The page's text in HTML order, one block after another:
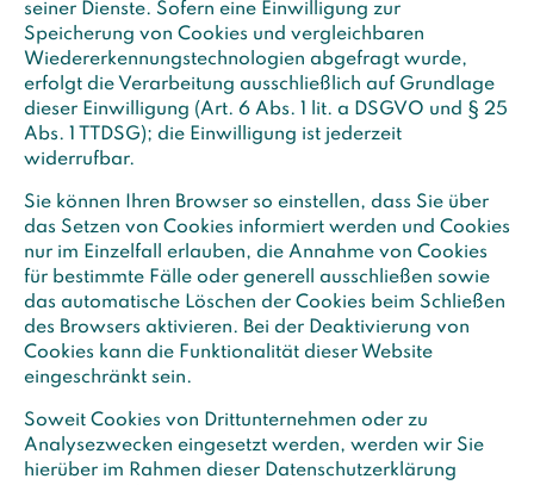
seiner Dienste. Sofern eine Einwilligung zur
Speicherung von Cookies und vergleichbaren
Wiedererkennungstechnologien abgefragt wurde,
erfolgt die Verarbeitung ausschließlich auf Grundlage
dieser Einwilligung (Art. 6 Abs. 1 lit. a DSGVO und § 25
Abs. 1 TTDSG); die Einwilligung ist jederzeit
widerrufbar.
Sie können Ihren Browser so einstellen, dass Sie über
das Setzen von Cookies informiert werden und Cookies
nur im Einzelfall erlauben, die Annahme von Cookies
für bestimmte Fälle oder generell ausschließen sowie
das automatische Löschen der Cookies beim Schließen
des Browsers aktivieren. Bei der Deaktivierung von
Cookies kann die Funktionalität dieser Website
eingeschränkt sein.
Soweit Cookies von Drittunternehmen oder zu
Analysezwecken eingesetzt werden, werden wir Sie
hierüber im Rahmen dieser Datenschutzerklärung